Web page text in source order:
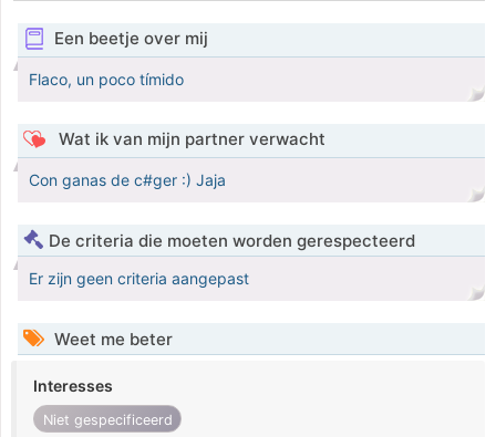
Een beetje over mij
Flaco, un poco tímido
Wat ik van mijn partner verwacht
Con ganas de c#ger :) Jaja
De criteria die moeten worden gerespecteerd
Er zijn geen criteria aangepast
Weet me beter
Interesses
Niet gespecificeerd